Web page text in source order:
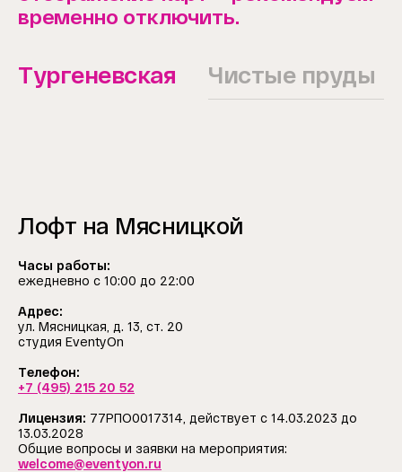
временно отключить.
Тургеневская Чистые пруды
Лофт на Мясницкой
Часы работы:
ежедневно с 10:00 до 22:00
Адрес:
ул. Мясницкая, д. 13, ст. 20
студия EventyOn
Телефон:
+7 (495) 215 20 52
Лицензия: 77РПО0017314, действует с 14.03.2023 до
13.03.2028
Общие вопросы и заявки на мероприятия:
welcome@eventyon.ru